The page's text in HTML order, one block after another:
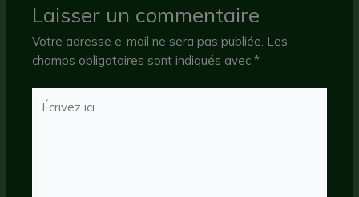
Laisser un commentaire
Votre adresse e-mail ne sera pas publiée. Les
champs obligatoires sont indiqués avec*
Écrivez
ici…